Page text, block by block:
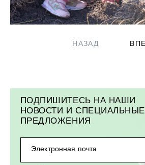
ПОДПИШИТЕСЬ НА НАШИ
НОВОСТИ И СПЕЦИАЛЬНЫЕ
ПРЕДЛОЖЕНИЯ
Электронная почта